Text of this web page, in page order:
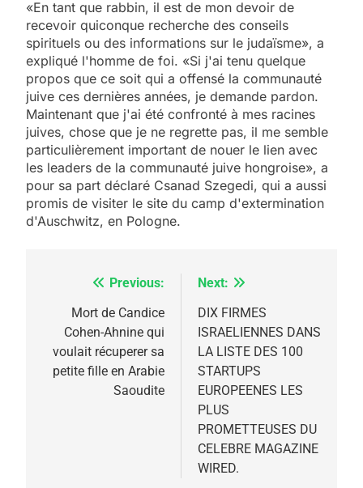
«En tant que rabbin, il est de mon devoir de
recevoir quiconque recherche des conseils
spirituels ou des informations sur le judaïsme», a
expliqué l'homme de foi. «Si j'ai tenu quelque
propos que ce soit qui a offensé la communauté
juive ces dernières années, je demande pardon.
Maintenant que j'ai été confronté à mes racines
juives, chose que je ne regrette pas, il me semble
particulièrement important de nouer le lien avec
les leaders de la communauté juive hongroise», a
pour sa part déclaré Csanad Szegedi, qui a aussi
promis de visiter le site du camp d'extermination
d'Auschwitz, en Pologne.
Navigation
l’article
Previous:
Mort de Candice
Cohen-Ahnine qui
voulait récuperer sa
petite fille en Arabie
Saoudite
Next:
DIX FIRMES
ISRAELIENNES DANS
LA LISTE DES 100
STARTUPS
EUROPEENES LES
PLUS
PROMETTEUSES DU
CELEBRE MAGAZINE
WIRED.